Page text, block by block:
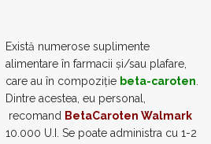
Există numerose suplimente
alimentare în farmacii și/sau plafare,
care au în compoziție beta-caroten
Dintre acestea, eu personal,
recomand BetaCaroten Walmark
10.000 U.I. Se poate administra cu 1-2